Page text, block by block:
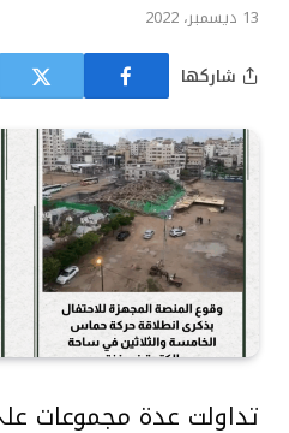
13 ديسمبر، 2022
شاركها
تداولت عدة مجموعات